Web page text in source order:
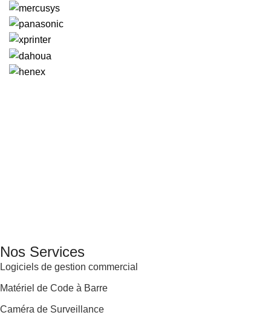
Nos Services
Logiciels de gestion commercial
Matériel de Code à Barre
Caméra de Surveillance